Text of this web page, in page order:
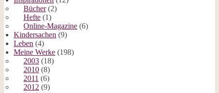
Bücher(2)
Hefte (1)
Online-Magazine (6)
Kindersachen (9)
Leben (4)
Meine Werke (198)
2003 (18)
2010 (8)
2011 (6)
2012 (9)